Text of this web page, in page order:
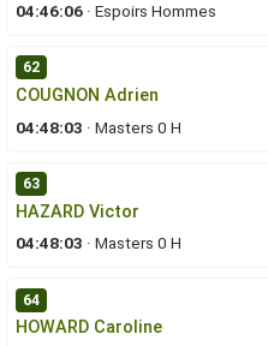
04:46:06 ·Espoirs Hommes
62
COUGNON Adrien
04:48:03 ·Masters 0 H
63
HAZARD Victor
04:48:03 ·Masters 0 H
64
HOWARD Caroline